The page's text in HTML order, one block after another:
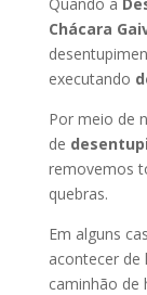
Chácara
executando
Por meio de
de
removemos
quebras.
Em alguns
acontecer de
caminhão de